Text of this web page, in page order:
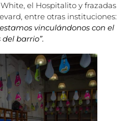
el Hospitalito y frazadas
entre otras instituciones:
vinculándonos con el
barrio”.